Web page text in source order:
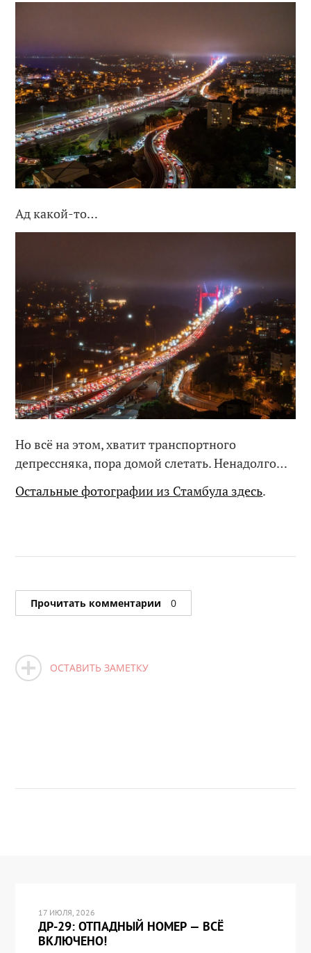
Ад какой-то…
Но всё на этом, хватит транспортного
депрессняка, пора домой слетать. Ненадолго…
Остальные фотографии из Стамбула здесь.
Прочитать комментарии 0
ОСТАВИТЬ ЗАМЕТКУ
17 ИЮЛЯ, 2026
ДР-29: ОТПАДНЫЙ НОМЕР — ВСЁ
ВКЛЮЧЕНО!